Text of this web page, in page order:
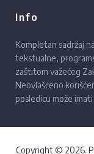
Info
Kompletan sadržaj
tekstualne,
zaštitom važećeg
Neovlašćeno
posledicu može
Copyright © 2026.